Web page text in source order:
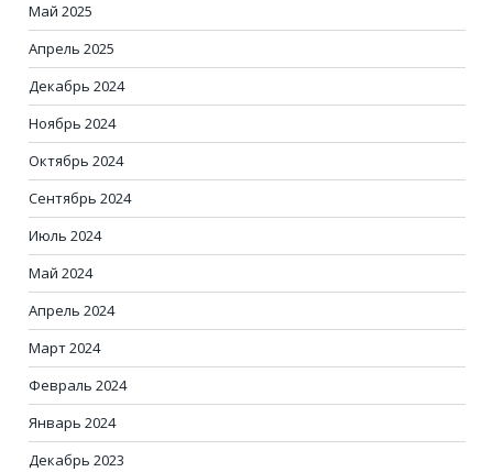
Май 2025
Апрель 2025
Декабрь 2024
Ноябрь 2024
Октябрь 2024
Сентябрь 2024
Июль 2024
Май 2024
Апрель 2024
Март 2024
Февраль 2024
Январь 2024
Декабрь 2023